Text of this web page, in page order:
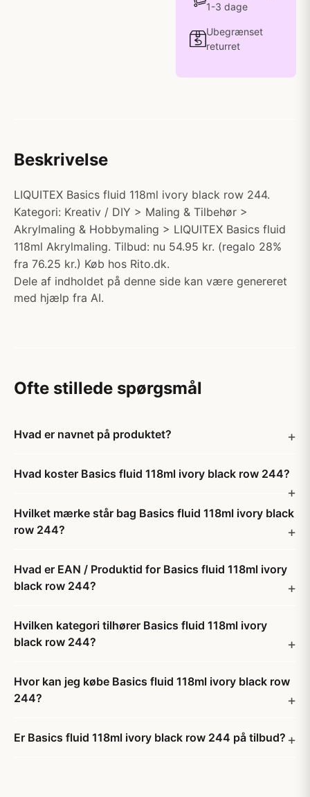
1-3 dage
Ubegrænset
returret
Beskrivelse
LIQUITEX Basics fluid 118ml ivory black row 244.
Kategori: Kreativ / DIY > Maling & Tilbehør >
Akrylmaling & Hobbymaling > LIQUITEX Basics fluid
118ml Akrylmaling. Tilbud: nu 54.95 kr. (regalo 28%
fra 76.25 kr.) Køb hos Rito.dk.
Dele af indholdet på denne side kan være genereret
med hjælp fra AI.
Ofte stillede spørgsmål
Hvad er navnet på produktet?
Hvad koster Basics fluid 118ml ivory black row 244?
Hvilket mærke står bag Basics fluid 118ml ivory black
row 244?
Hvad er EAN / Produktid for Basics fluid 118ml ivory
black row 244?
Hvilken kategori tilhører Basics fluid 118ml ivory
black row 244?
Hvor kan jeg købe Basics fluid 118ml ivory black row
244?
Er Basics fluid 118ml ivory black row 244 på tilbud?